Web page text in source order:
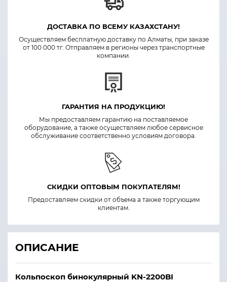
ДОСТАВКА ПО ВСЕМУ КАЗАХСТАНУ!
Осуществляем бесплатную доставку по Алматы, при заказе
от 100 000 тг. Отправляем в регионы через транспортные
компании.
ГАРАНТИЯ НА ПРОДУКЦИЮ!
Мы предоставляем гарантию на поставляемое
оборудование, а также осуществляем любое сервисное
обслуживание соответственно условиям договора.
СКИДКИ ОПТОВЫМ ПОКУПАТЕЛЯМ!
Предоставляем скидки от объема а также торгующим
клиентам.
ОПИСАНИЕ
Кольпоскоп бинокулярный KN-2200BI